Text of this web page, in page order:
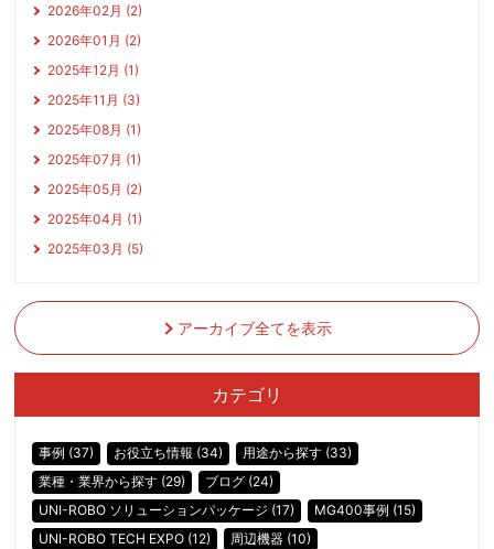
2026年02月 (2)
2026年01月 (2)
2025年12月 (1)
2025年11月 (3)
2025年08月 (1)
2025年07月 (1)
2025年05月 (2)
2025年04月 (1)
2025年03月 (5)
アーカイブ全てを表示
カテゴリ
事例 (37) お役立ち情報 (34)
用途から探す (33)
業種・業界から探す (29)
ブログ (24)
UNI-ROBO ソリューションパッケージ (17)
MG400事例 (15)
UNI-ROBO TECH EXPO (12)
周辺機器 (10)